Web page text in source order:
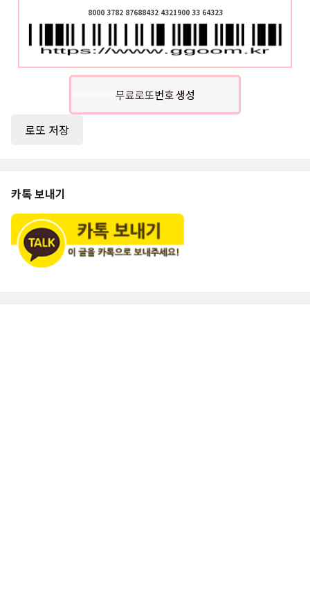
8000 3782 87688432 4321900 33 64323
무료로또번호 생성
로또 저장
카톡 보내기